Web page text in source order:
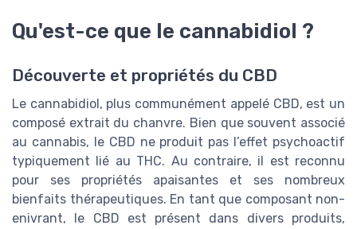
Qu'est-ce que le cannabidiol ?
Découverte et propriétés du CBD
Le cannabidiol, plus communément appelé CBD, est un
composé extrait du chanvre. Bien que souvent associé
au cannabis, le CBD ne produit pas l’effet psychoactif
typiquement lié au THC. Au contraire, il est reconnu
pour ses propriétés apaisantes et ses nombreux
bienfaits thérapeutiques. En tant que composant non-
enivrant, le CBD est présent dans divers produits,